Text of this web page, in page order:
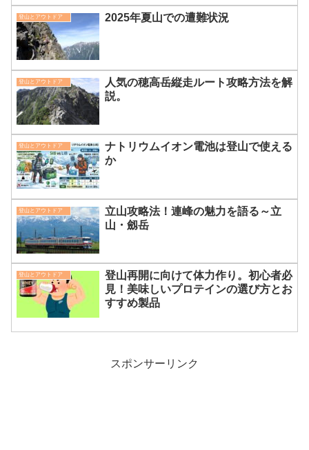
登山とアウトドア 2025年夏山での遭難状況
登山とアウトドア
人気の穂高岳縦走ルート攻略方法を解
説。
登山とアウトドア
ナトリウムイオン電池は登山で使える
か
登山とアウトドア
立山攻略法！連峰の魅力を語る～立
山・劔岳
登山とアウトドア
登山再開に向けて体力作り。初心者必
見！美味しいプロテインの選び方とお
すすめ製品
スポンサーリンク